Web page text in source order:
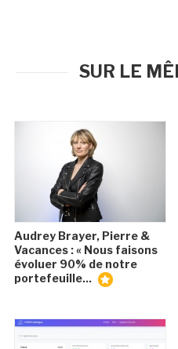
SUR LE
Audrey Brayer, Pierre &
Vacances : « Nous faisons
évoluer 90% de notre
portefeuille...